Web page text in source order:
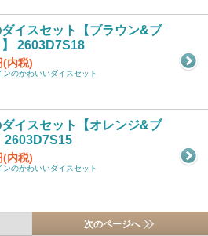
イスセット【ブラウン&ブ
2603D7S18
(内税)
ンのかわいいダイスセット
イスセット【オレンジ&ブ
2603D7S15
(内税)
ンのかわいいダイスセット
次のページへ